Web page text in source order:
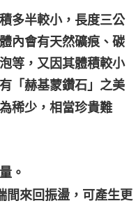
多半較小，長度三公
內會有天然礦痕、碳
等，又因其體積較小
「赫基蒙鑽石」之美
稀少，相當珍貴難
。
間來回振盪，可產生更